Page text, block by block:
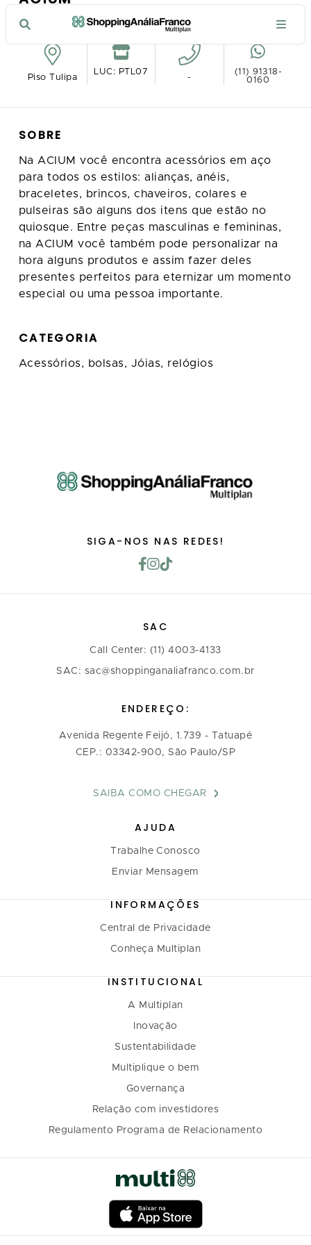
VER NO MAPA
Piso Tulipa
LUC: PTL07
-
(11) 91318-
0160
SOBRE
Na ACIUM você encontra acessórios em aço
para todos os estilos: alianças, anéis,
braceletes, brincos, chaveiros, colares e
pulseiras são alguns dos itens que estão no
quiosque. Entre peças masculinas e femininas,
na ACIUM você também pode personalizar na
hora alguns produtos e assim fazer deles
presentes perfeitos para eternizar um momento
especial ou uma pessoa importante.
CATEGORIA
Acessórios, bolsas, Jóias, relógios
SIGA-NOS NAS REDES!
SAC
Call Center: (11) 4003-4133
SAC: sac@shoppinganaliafranco.com.br
ENDEREÇO:
Avenida Regente Feijó, 1.739 - Tatuapé
CEP.: 03342-900, São Paulo/SP
SAIBA COMO CHEGAR
AJUDA
Trabalhe Conosco
Enviar Mensagem
INFORMAÇÕES
Central de Privacidade
Conheça Multiplan
INSTITUCIONAL
A Multiplan
Inovação
Sustentabilidade
Multiplique o bem
Governança
Relação com investidores
Regulamento Programa de Relacionamento